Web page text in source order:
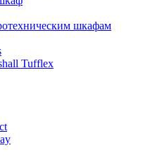
шкафам
Tufflex